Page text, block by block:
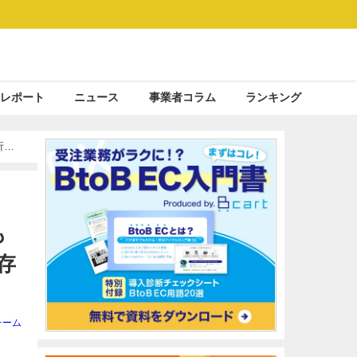
ポート ニュース 事業者コラム ランキング
ム